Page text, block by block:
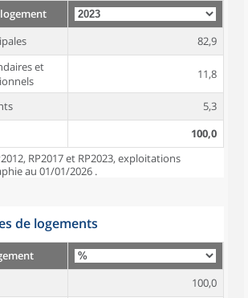
82,9
et
11,8
5,3
100,0
RP2017 et RP2023, exploitations
au 01/01/2026 .
de logements
100,0